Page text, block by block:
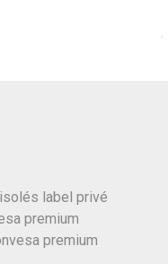
label privé
premium
premium